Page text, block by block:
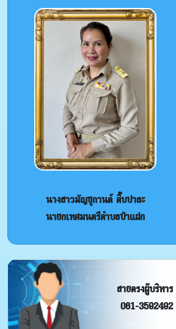
นางสาวมัญชุกานต์ ติ๊บปาละ
นายกเทศมนตรีตำบลป่าแฝก
สายตรงผู้บริหาร
061-3592492